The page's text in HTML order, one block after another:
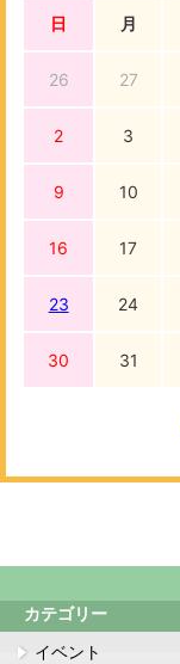
日 月
26 27
2 3
9 10
16 17
23 24
30 31
カテゴリー
イベント